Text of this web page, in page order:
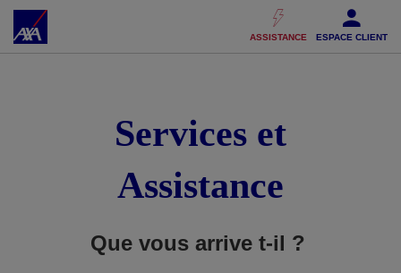
Accéder au Contenu Accéder au Pied de page
ASSISTANCE ESPACE CLIENT
Services et
Assistance
Que vous arrive t-il ?